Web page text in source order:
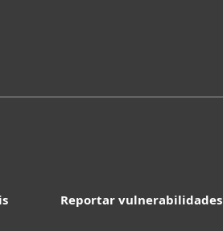
Reportar vulnerabilidades